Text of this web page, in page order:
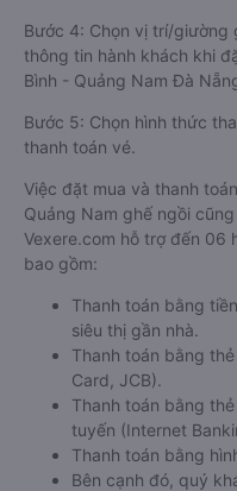
Bước 4: Chọn vị trí/giường
thông tin hành khách khi
Bình - Quảng Nam Đà
Bước 5: Chọn hình thức
thanh toán vé.
Việc đặt mua và thanh
Quảng Nam ghế ngồi
Vexere.com hỗ trợ đến 06
bao gồm:
Thanh toán bằng
siêu thị gần nhà.
Thanh toán bằng
Card, JCB).
Thanh toán bằng
tuyến (Internet
Thanh toán bằng
Bên cạnh đó, quý